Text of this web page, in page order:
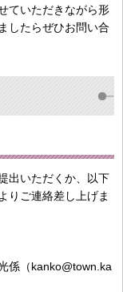
ていただきながら形
したらぜひお問い合
出いただくか、以下
りご連絡差し上げま
係（kanko@town.ka